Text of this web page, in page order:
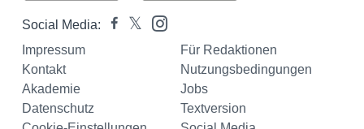
Social Media:
Impressum
Für Redaktionen
Kontakt
Nutzungsbedingungen
Akademie
Jobs
Datenschutz
Textversion